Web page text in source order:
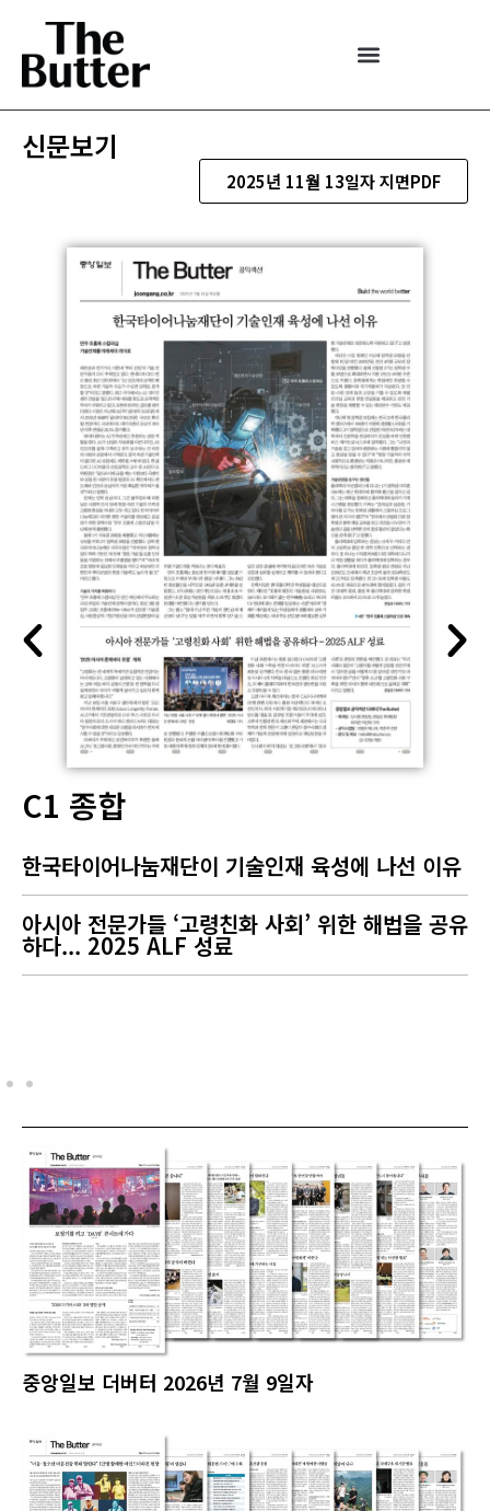
신문보기
2025년 11월 13일자 지면PDF
C1 종합
한국타이어나눔재단이 기술인재 육성에 나선 이유
아시아 전문가들 ‘고령친화 사회’ 위한 해법을 공유
하다... 2025 ALF 성료
중앙일보 더버터 2026년 7월 9일자